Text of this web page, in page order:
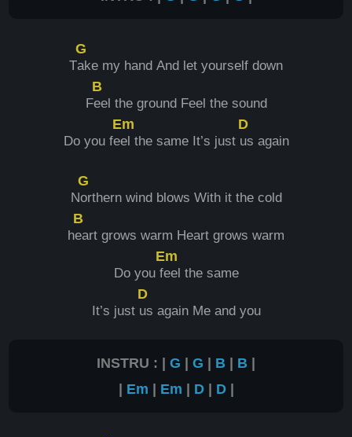
T
G
ake my hand And let yourself down
F
B
eel the ground Feel the sound
Do you fe
Em
el the same It’s just
D
us again
N
G
orthern wind blows With it the cold
h
B
eart grows warm Heart grows warm
Do you f
Em
eel the same
It’s just
D
us again Me and you
INSTRU : | G | G | B | B |
| Em | Em | D| D|